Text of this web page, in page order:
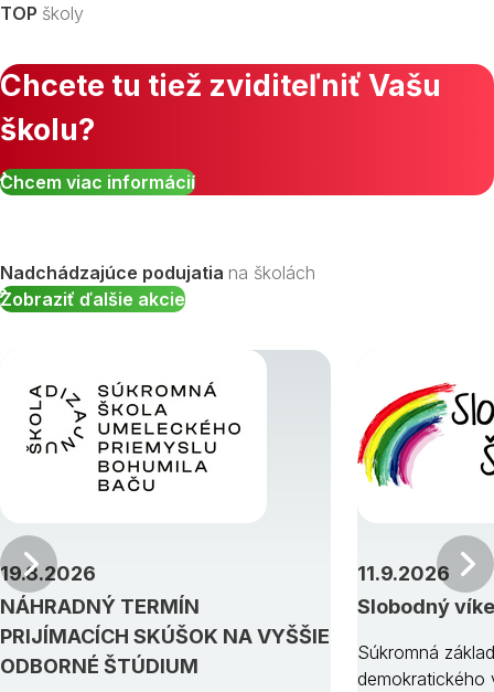
Zobraziť všetky študijné odbory »
TOP školy
Chcete tu tiež zviditeľniť Vašu
školu?
Chcem viac informácií
Nadchádzajúce podujatia na školách
Zobraziť ďalšie akcie
NÁHRADNÝ TERMÍN
PRIJÍMACÍCH SKÚŠOK NA VYŠŠIE
ODBORNÉ ŠTÚDIUM
19.8.2026
Slobodný
11.9.2026
Súkromná
demokratického
Predchádzajúci